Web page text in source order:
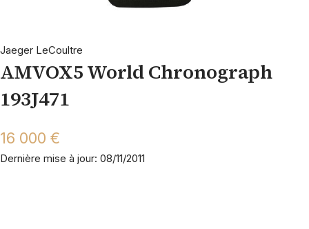
Jaeger LeCoultre
AMVOX5 World Chronograph
193J471
16 000 €
Dernière mise à jour: 08/11/2011